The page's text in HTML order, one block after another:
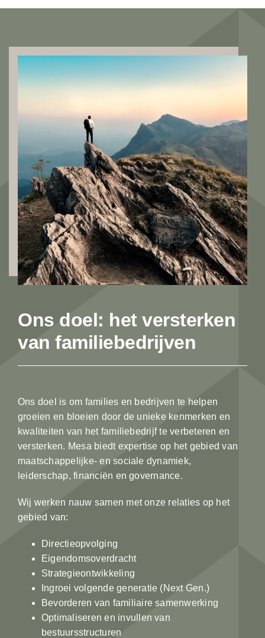
Ons doel: het versterken
van familiebedrijven
Ons doel is om families en bedrijven te helpen
groeien en bloeien door de unieke kenmerken en
kwaliteiten van het familiebedrijf te verbeteren en
versterken. Mesa biedt expertise op het gebied van
maatschappelijke- en sociale dynamiek,
leiderschap, financiën en governance.
Wij werken nauw samen met onze relaties op het
gebied van:
Directieopvolging
Eigendomsoverdracht
Strategieontwikkeling
Ingroei volgende generatie (Next Gen.)
Bevorderen van familiaire samenwerking
Optimaliseren en invullen van
bestuursstructuren